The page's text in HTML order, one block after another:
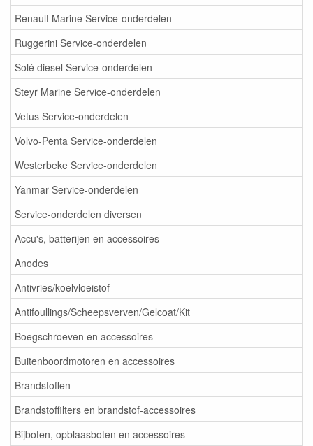
Renault Marine Service-onderdelen
Ruggerini Service-onderdelen
Solé diesel Service-onderdelen
Steyr Marine Service-onderdelen
Vetus Service-onderdelen
Volvo-Penta Service-onderdelen
Westerbeke Service-onderdelen
Yanmar Service-onderdelen
Service-onderdelen diversen
Accu's, batterijen en accessoires
Anodes
Antivries/koelvloeistof
Antifoullings/Scheepsverven/Gelcoat/Kit
Boegschroeven en accessoires
Buitenboordmotoren en accessoires
Brandstoffen
Brandstoffilters en brandstof-accessoires
Bijboten, opblaasboten en accessoires